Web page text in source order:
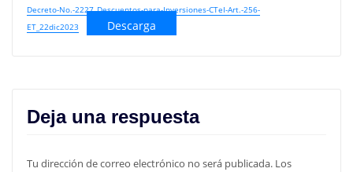
Decreto-No.-2227_Descuentos-para-Inversiones-CTeI-Art.-256-
ET_22dic2023
Descarga
Deja una respuesta
Tu dirección de correo electrónico no será publicada. Los